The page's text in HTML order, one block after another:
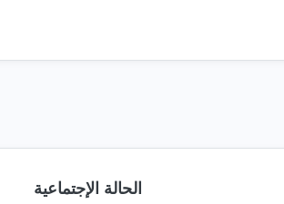
الحالة الإجتماعية